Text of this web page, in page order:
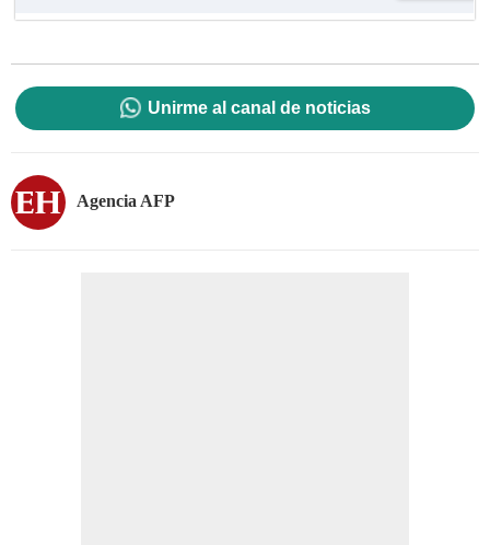
Unirme al canal de noticias
Agencia AFP